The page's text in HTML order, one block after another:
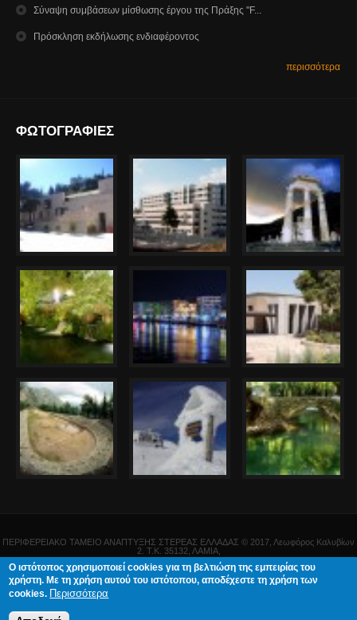
Σύναψη συμβάσεων μίσθωσης έργου της Πράξης "F...
Πρόσκληση εκδήλωσης ενδιαφέροντος
περισσότερα
ΦΩΤΟΓΡΑΦΙΕΣ
ΠΕΡΙΦΕΡΕΙΑΚΟ ΤΑΜΕΙΟ ΑΝΑΠΤΥΞΗΣ ΣΤΕΡΕΑΣ ΕΛΛΑΔΑΣ © 2017, Λεωφόρος Καλυβίων
2. Τ.Κ. 35132, ΛΑΜΙΑ,
τηλ. 22313-54718, 22313-54716, e-mailpta-pster-prot@pste.gov.gr.
Σχεδιασμός & δημιουργίαΓΝΩΣΙΣ Computers.Όροι χρήσης – Προστασία Προσωπικών
Ο ιστότοπος χρησιμοποιεί cookies για τη βελτιώση της εμπειρίας του
χρήστη. Με τη χρήση αυτού του ιστότοπου, αποδέχεστε τη χρήση των
cookies. Περισσότερα